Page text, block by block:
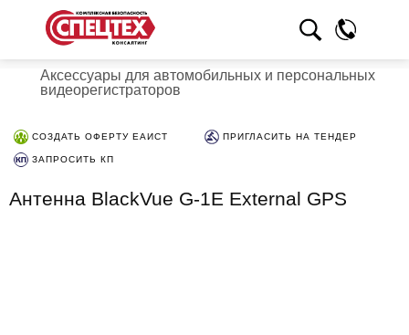
Аксессуары для автомобильных и персональных
видеорегистраторов
СОЗДАТЬ ОФЕРТУ ЕАИСТ ПРИГЛАСИТЬ НА ТЕНДЕР
ЗАПРОСИТЬ КП
Антенна BlackVue G-1E External GPS